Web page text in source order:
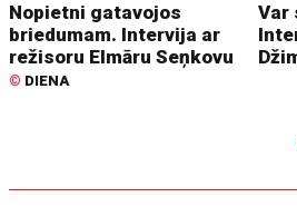
Nopietni gatavojos
briedumam. Intervija ar
režisoru Elmāru Seņkovu
© DIENA
Var